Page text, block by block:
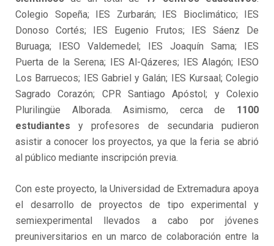
Colegio Sopeña; IES Zurbarán; IES Bioclimático; IES
Donoso Cortés; IES Eugenio Frutos; IES Sáenz De
Buruaga; IESO Valdemedel; IES Joaquín Sama; IES
Puerta de la Serena; IES Al-Qázeres; IES Alagón; IESO
Los Barruecos; IES Gabriel y Galán; IES Kursaal; Colegio
Sagrado Corazón; CPR Santiago Apóstol; y Colexio
Plurilingüe Alborada. Asimismo, cerca de 1100
estudiantes y profesores de secundaria pudieron
asistir a conocer los proyectos, ya que la feria se abrió
al público mediante inscripción previa.
Con este proyecto, la Universidad de Extremadura apoya
el desarrollo de proyectos de tipo experimental y
semiexperimental llevados a cabo por jóvenes
preuniversitarios en un marco de colaboración entre la